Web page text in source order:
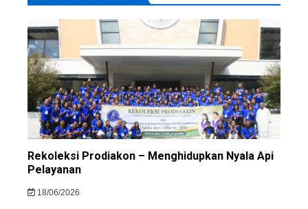
Rekoleksi Prodiakon – Menghidupkan Nyala Api
Pelayanan
18/06/2026